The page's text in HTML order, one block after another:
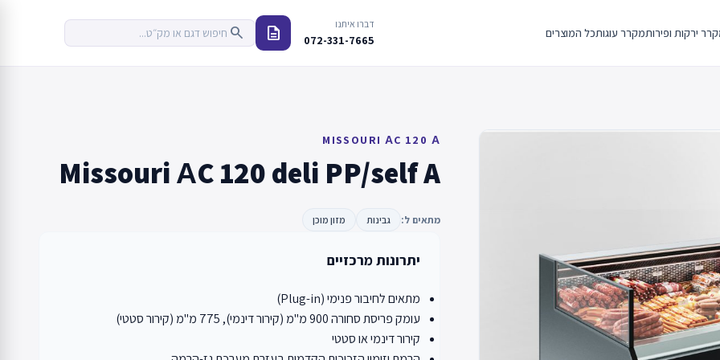
ירקות ופירותמקרר עוגותכל המוצרים
דברו איתנו
072-331-7665
description
search
MISSOURI АC 120 А
Missouri АC 120 deli PP/self A
מתאים ל: גבינות מזון מוכן
יתרונות מרכזיים
מתאים לחיבור פנימי (Plug-in)
עומק פריסת סחורה 900 מ"מ (קירור דינמי), 775 מ"מ (קירור סטטי)
קירור דינמי או סטטי